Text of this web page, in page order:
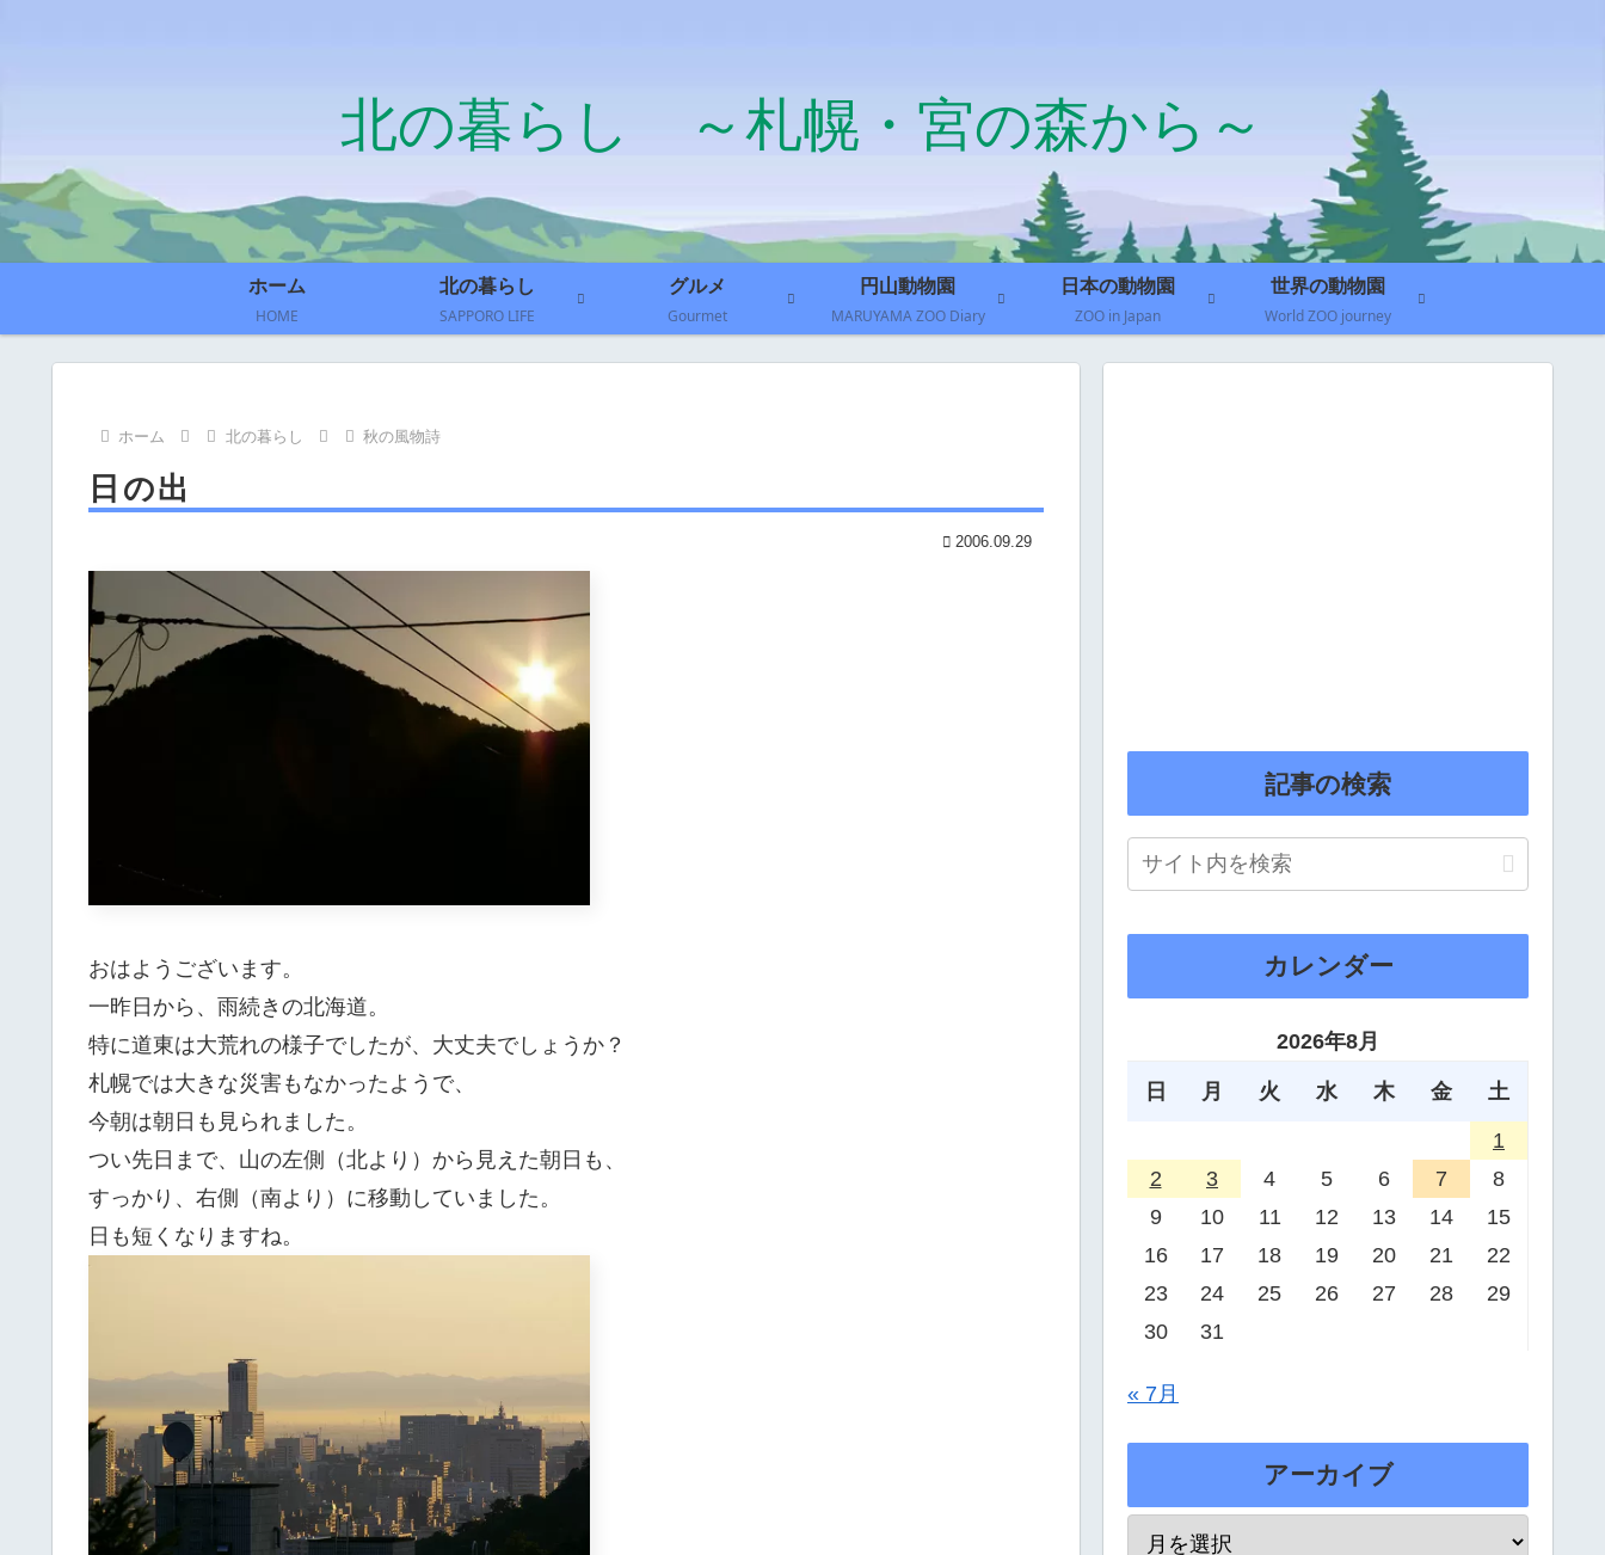
北の暮らし ～札幌・宮の森から～
ホーム
HOME
北の暮らし
SAPPORO LIFE
グルメ
Gourmet
円山動物園
MARUYAMA ZOO Diary
日本の動物園
ZOO in Japan
世界の動物園
World ZOO journey
ホーム 北の暮らし 秋の風物詩
日の出
2006.09.29
おはようございます。
一昨日から、雨続きの北海道。
特に道東は大荒れの様子でしたが、大丈夫でしょうか？
札幌では大きな災害もなかったようで、
今朝は朝日も見られました。
つい先日まで、山の左側（北より）から見えた朝日も、
すっかり、右側（南より）に移動していました。
日も短くなりますね。
記事の検索
カレンダー
2026年8月
日 月 火 水 木 金 土
1
2
3 4 5 6 7
8
9
10 11 12 13 14
15
16
17 18 19 20 21
22
23
24 25 26 27 28
29
30
31
« 7月
アーカイブ